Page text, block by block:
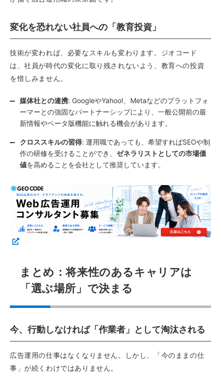
変化を恐れない社員への「教育投資」
技術が変われば、必要なスキルも変わります。ジオコード
は、社員が時代の変化に取り残されないよう、教育への投資
を惜しみません。
媒体社との連携: GoogleやYahoo!、Metaなどのプラットフォ
ーマーとの強固なパートナーシップにより、一般公開前の最
新情報やベータ版機能に触れる機会があります。
クロススキルの習得: 運用職であっても、希望すればSEOや制
作の研修を受けることができ、 ゼネラリストとしての市場価
値を高めることを会社として推奨しています。
まとめ：将来性のあるキャリアは
「選ぶ場所」で決まる
今、行動しなければ「作業者」として淘汰される
広告運用の仕事はなくなりません。しかし、「今のままの仕
事」が続くわけではありません。